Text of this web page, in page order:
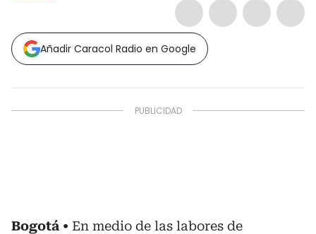
Añadir Caracol Radio en Google
Bogotá
En medio de las labores de